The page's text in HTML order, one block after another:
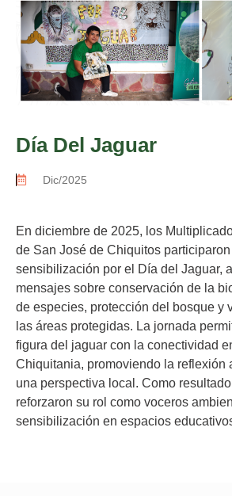
Día Del Jaguar
Dic/2025
En diciembre de 2025, los
de San José de Chiquitos
sensibilización por el Día del Jaguar,
mensajes sobre conservación de la
de especies, protección del bosque y
las áreas protegidas. La jornada
figura del jaguar con la conectividad
Chiquitania, promoviendo la reflexión
una perspectiva local. Como
reforzaron su rol como voceros
sensibilización en espacios